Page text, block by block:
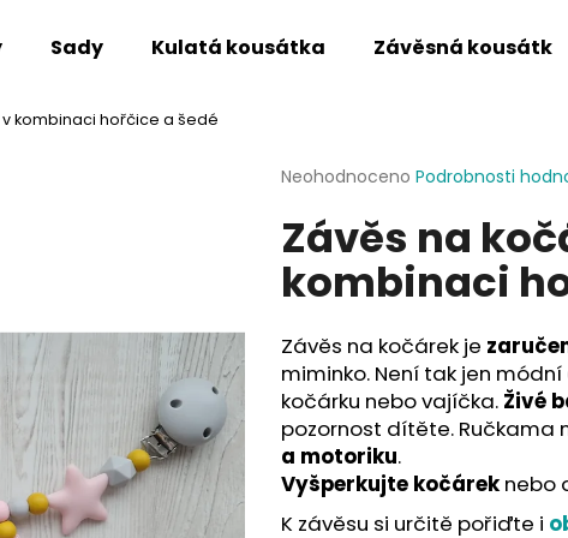
Sady Kulatá kousátka Závěsná kousátka
kombinaci hořčice a šedé
Průměrné
produktu
je
0,0
hvězdiček.
Neohodnoceno Podrobnosti
Závěs na
kombinaci
Závěs na kočárek je
miminko. Není tak jen módní
kočárku nebo vajíčka. Živé
pozornost dítěte. Ručkama
a motoriku.
Vyšperkujte kočárek nebo
K závěsu si určitě pořiďte i
Co potřebujete najít?
HLEDAT
Doporučujeme